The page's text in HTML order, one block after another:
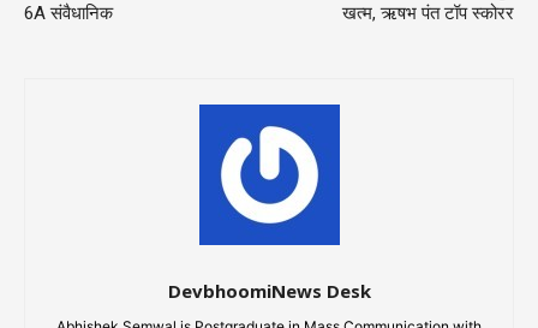
6A संवैधानिक
खत्म, ऋषभ पंत टॉप स्कोरर
DevbhoomiNews Desk